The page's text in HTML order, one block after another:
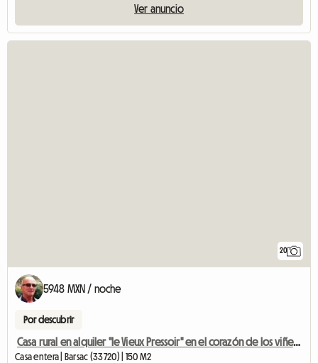
Ver anuncio
20
5948 MXN / noche
Por descubrir
Casa rural en alquiler "le Vieux Pressoir" en el corazón de los viñedos
Casa entera | Barsac (33720) | 150 M2